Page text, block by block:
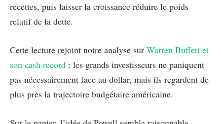
recettes, puis laisser la croissance réduire le poids
relatif de la dette.
Cette lecture rejoint notre analyse sur Warren Buffett et
son cash record : les grands investisseurs ne paniquent
pas nécessairement face au dollar, mais ils regardent de
plus près la trajectoire budgétaire américaine.